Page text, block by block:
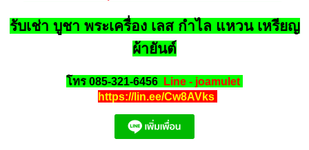
รับเช่า บูชา พระเครื่อง เลส กำไล แหวน เหรียญ
ผ้ายันต์
โทร 085-321-6456 Line - joamulet
https://lin.ee/Cw8AVks